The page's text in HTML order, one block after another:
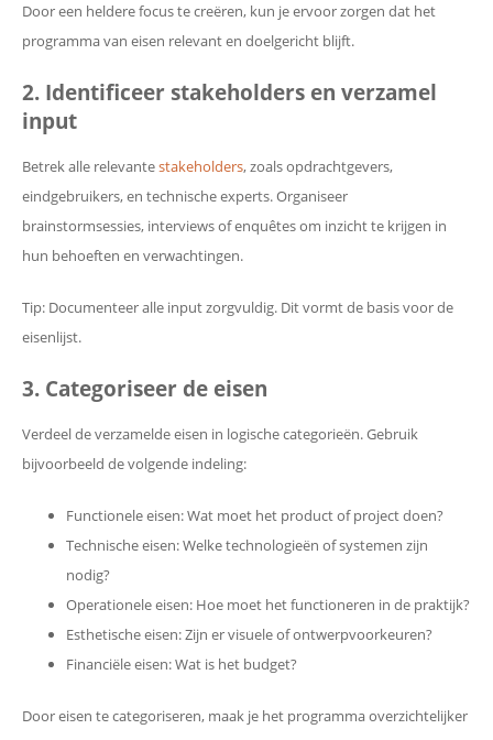
Door een heldere focus te creëren, kun je ervoor zorgen dat het
programma van eisen relevant en doelgericht blijft.
2. Identificeer stakeholders en verzamel
input
Betrek alle relevantestakeholders, zoals opdrachtgevers,
eindgebruikers, en technische experts. Organiseer
brainstormsessies, interviews of enquêtes om inzicht te krijgen in
hun behoeften en verwachtingen.
Tip: Documenteer alle input zorgvuldig. Dit vormt de basis voor de
eisenlijst.
3. Categoriseer de eisen
Verdeel de verzamelde eisen in logische categorieën. Gebruik
bijvoorbeeld de volgende indeling:
Functionele eisen: Wat moet het product of project doen?
Technische eisen: Welke technologieën of systemen zijn
nodig?
Operationele eisen: Hoe moet het functioneren in de praktijk?
Esthetische eisen: Zijn er visuele of ontwerpvoorkeuren?
Financiële eisen: Wat is het budget?
Door eisen te categoriseren, maak je het programma overzichtelijker